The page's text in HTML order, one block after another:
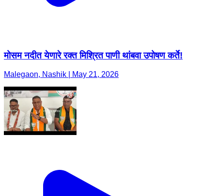
मोसम नदीत येणारे रक्त मिश्रित पाणी थांबवा उपोषण कर्ते!
Malegaon, Nashik | May 21, 2026